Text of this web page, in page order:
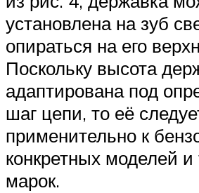
установлена на зуб
опираться на его
Поскольку высота
адаптирована под
шаг цепи, то её
применительно к
конкретных моделей и
марок.